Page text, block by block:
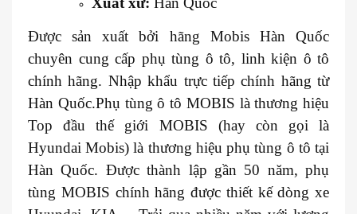
Được sản xuất bởi hãng Mobis Hàn Quốc
chuyên cung cấp phụ tùng ô tô, linh kiện ô tô
chính hãng. Nhập khẩu trực tiếp chính hãng từ
Hàn Quốc.Phụ tùng ô tô MOBIS là thương hiệu
Top đầu thế giới MOBIS (hay còn gọi là
Hyundai Mobis) là thương hiệu phụ tùng ô tô tại
Hàn Quốc. Được thành lập gần 50 năm, phụ
tùng MOBIS chính hãng được thiết kế dòng xe